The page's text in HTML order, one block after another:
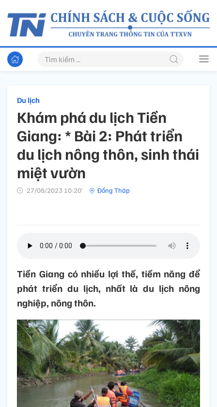
Du lịch
Khám phá du lịch Tiền
Giang: * Bài 2: Phát triển
du lịch nông thôn, sinh thái
miệt vườn
27/08/2023 10:20’ Đồng Tháp
Tiền Giang có nhiều lợi thế, tiềm năng để
phát triển du lịch, nhất là du lịch nông
nghiệp, nông thôn.